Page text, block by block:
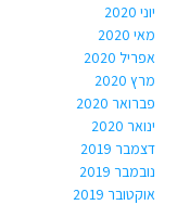
יוני 2020
מאי 2020
אפריל 2020
מרץ 2020
פברואר 2020
ינואר 2020
דצמבר 2019
נובמבר 2019
אוקטובר 2019